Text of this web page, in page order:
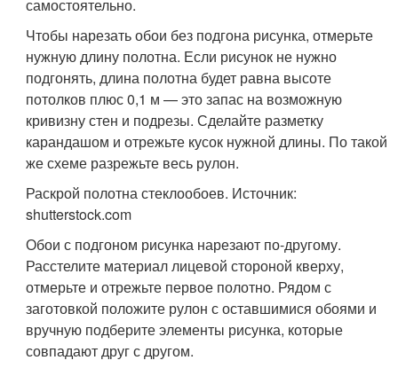
самостоятельно.
Чтобы нарезать обои без подгона рисунка, отмерьте
нужную длину полотна. Если рисунок не нужно
подгонять, длина полотна будет равна высоте
потолков плюс 0,1 м — это запас на возможную
кривизну стен и подрезы. Сделайте разметку
карандашом и отрежьте кусок нужной длины. По такой
же схеме разрежьте весь рулон.
Раскрой полотна стеклообоев. Источник:
shutterstock.com
Обои с подгоном рисунка нарезают по-другому.
Расстелите материал лицевой стороной кверху,
отмерьте и отрежьте первое полотно. Рядом с
заготовкой положите рулон с оставшимися обоями и
вручную подберите элементы рисунка, которые
совпадают друг с другом.